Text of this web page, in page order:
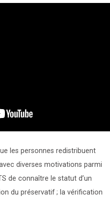
les personnes redistribuent
diverses motivations parmi
de connaître le statut d’un
du préservatif; la vérification